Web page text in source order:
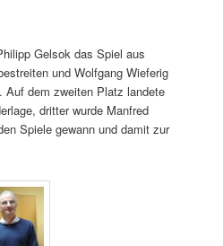
Gelsok das Spiel aus
und Wolfgang Wieferig
dem zweiten Platz landete
dritter wurde Manfred
Spiele gewann und damit zur